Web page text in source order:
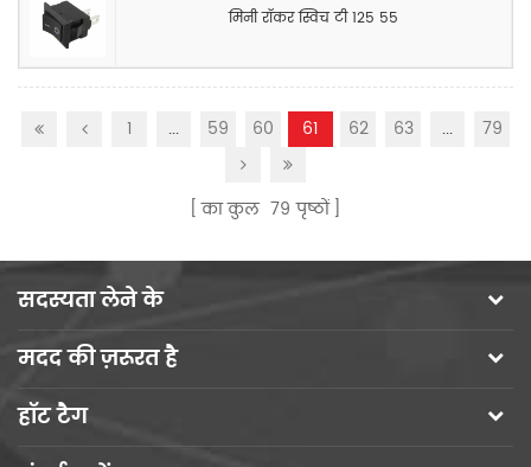
मिनी रॉकर स्विच टी 125 55
1 ... 59 60 61 62 63 ... 79
का कुल 79 पृष्ठों
सदस्यता लेने के
मदद की ज़रूरत है
हॉट टैग